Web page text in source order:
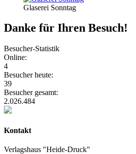
Glaserei Sonntag
Danke für Ihren Besuch!
Besucher-Statistik
Online:
4
Besucher heute:
39
Besucher gesamt:
2.026.484
Kontakt
Verlagshaus "Heide-Druck"